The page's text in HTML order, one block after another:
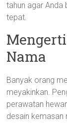
tahun agar Anda
tepat.
Nama
Banyak orang
meyakinkan.
perawatan
desain kemasan